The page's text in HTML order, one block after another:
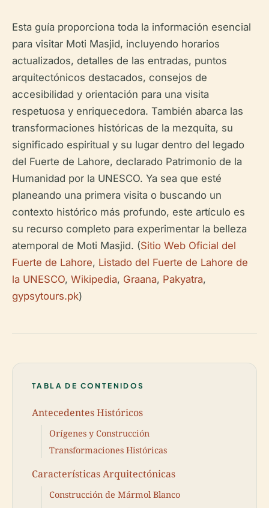
Esta guía proporciona toda la información esencial
para visitar Moti Masjid, incluyendo horarios
actualizados, detalles de las entradas, puntos
arquitectónicos destacados, consejos de
accesibilidad y orientación para una visita
respetuosa y enriquecedora. También abarca las
transformaciones históricas de la mezquita, su
significado espiritual y su lugar dentro del legado
del Fuerte de Lahore, declarado Patrimonio de la
Humanidad por la UNESCO. Ya sea que esté
planeando una primera visita o buscando un
contexto histórico más profundo, este artículo es
su recurso completo para experimentar la belleza
atemporal de Moti Masjid. (Sitio Web Oficial del
Fuerte de Lahore, Listado del Fuerte de Lahore de
la UNESCO, Wikipedia, Graana, Pakyatra,
gypsytours.pk)
TABLA DE CONTENIDOS
Antecedentes Históricos
Orígenes y Construcción
Transformaciones Históricas
Características Arquitectónicas
Construcción de Mármol Blanco